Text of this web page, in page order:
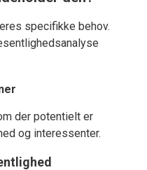
specifikke behov.
der potentielt er
og interessenter.